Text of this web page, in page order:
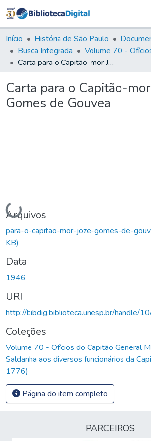
&
Coleções
Tudo na
Biblioteca
Estatísticas
Início História de São Paulo
Busca Integrada
Carta para o Capitão-mor José Gomes de Gouvea
Carta para o Capitão-
Gomes de Gouvea
Carregando...
Arquivos
para-o-capitao-mor-joze-gomes-de-
KB)
Data
1946
URI
http://bibdig.biblioteca.unesp.br/handle/
Coleções
Volume 70 - Ofícios do Capitão General
Saldanha aos diversos funcionários da
1776)
Página do item completo
PARCEIROS